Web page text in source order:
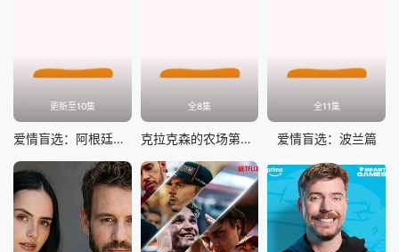
更新至10集
爱情盲选：阿根廷篇第二季
全8集
克拉克森的农场第五季
全11集
爱情盲选：波兰篇